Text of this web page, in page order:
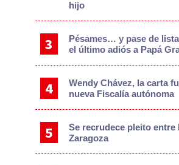
hijo
Pésames… y pase de
el último adiós a Papá
Wendy Chávez, la carta
nueva Fiscalía autónoma
Se recrudece pleito entre
Zaragoza